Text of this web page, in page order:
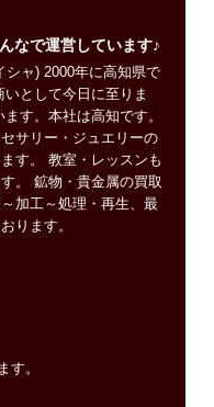
なで運営しています♪
ャ) 2000年に高知県で
として今日に至りま
す。本社は高知です。
サリー・ジュエリーの
す。 教室・レッスンも
。 鉱物・貴金属の買取
加工～処理・再生、最
ります。
す。